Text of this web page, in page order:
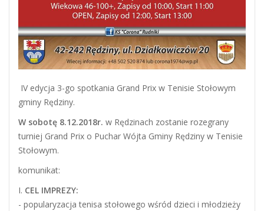
IV edycja 3-go spotkania Grand Prix w Tenisie Stołowym
gminy Rędziny.
W sobotę 8.12.2018r. w Rędzinach zostanie rozegrany
turniej Grand Prix o Puchar Wójta Gminy Rędziny w Tenisie
Stołowym.
komunikat:
I. CEL IMPREZY:
- popularyzacja tenisa stołowego wśród dzieci i młodzieży